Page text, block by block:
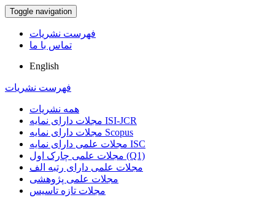
Toggle navigation
فهرست نشریات
تماس با ما
English
فهرست نشریات
همه نشریات
مجلات دارای نمایه ISI-JCR
مجلات دارای نمایه Scopus
مجلات علمی دارای نمایه ISC
مجلات علمی چارک اول (Q1)
مجلات علمی دارای رتبه الف
مجلات علمی پژوهشی
مجلات تازه تاسیس